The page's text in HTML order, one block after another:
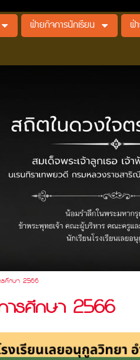
ฝ่ายกิจการนักเรียน ฝ่
รศึกษา 2566
ารศึกษา 2566